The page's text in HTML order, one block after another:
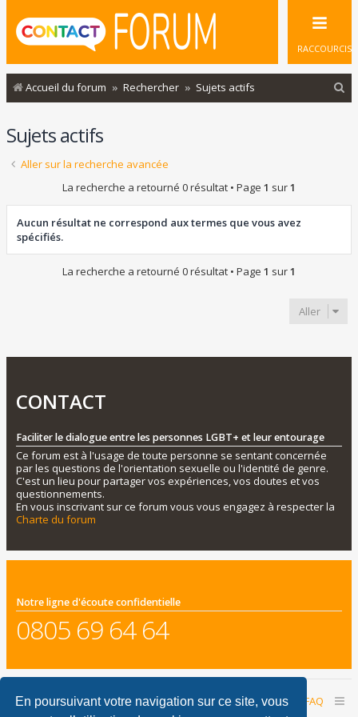
En poursuivant votre navigation sur ce site, vous
RACCOURCIS
Accueil du forum Rechercher Sujets actifs
Sujets actifs
Aller sur la recherche avancée
La recherche a retourné 0 résultat • Page 1 sur1
Aucun résultat ne correspond aux termes que vous avez
spécifiés.
La recherche a retourné 0 résultat • Page 1 sur1
Aller
CONTACT
Faciliter le dialogue entre les personnes LGBT+ et leur entourage
Ce forum est à l'usage de toute personne se sentant concernée
par les questions de l'orientation sexuelle ou l'identité de genre.
C'est un lieu pour partager vos expériences, vos doutes et vos
questionnements.
En vous inscrivant sur ce forum vous vous engagez à respecter la
Charte du forum
Notre ligne d'écoute confidentielle
0805 69 64 64
Accueil du forum FAQ
Nous contacter